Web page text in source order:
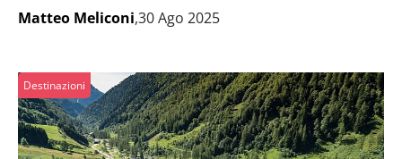
Matteo Meliconi,30 Ago 2025
Destinazioni